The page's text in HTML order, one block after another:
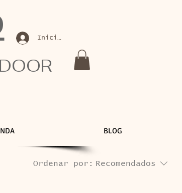
Iniciar sesión
BLOG
Ordenar por: Recomendados